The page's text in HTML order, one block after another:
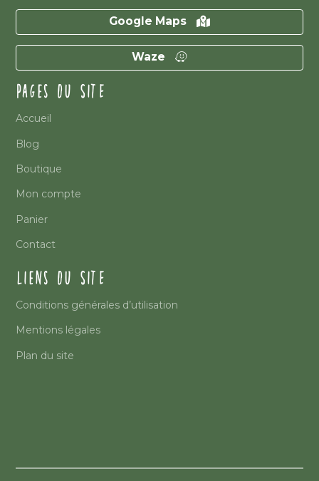
Google Maps
Waze
PAGES DU SITE
Accueil
Blog
Boutique
Mon compte
Panier
Contact
LIENS DU SITE
Conditions générales d’utilisation
Mentions légales
Plan du site